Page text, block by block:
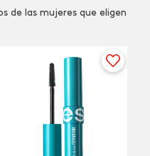
de las mujeres que eligen